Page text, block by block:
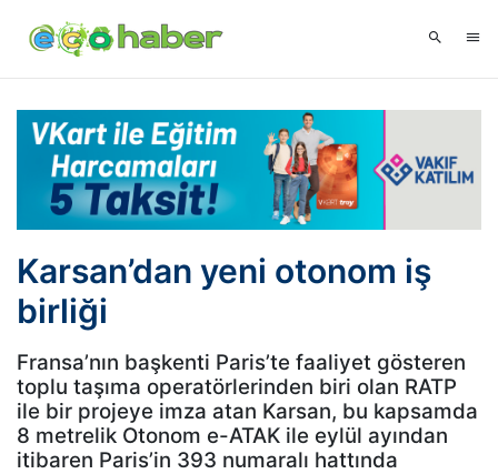
Karsan’dan yeni otonom iş
birliği
Fransa’nın başkenti Paris’te faaliyet gösteren
toplu taşıma operatörlerinden biri olan RATP
ile bir projeye imza atan Karsan, bu kapsamda
8 metrelik Otonom e-ATAK ile eylül ayından
itibaren Paris’in 393 numaralı hattında